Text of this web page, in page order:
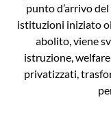
punto d’arrivo
istituzioni iniziato
abolito, viene
istruzione,
privatizzati,